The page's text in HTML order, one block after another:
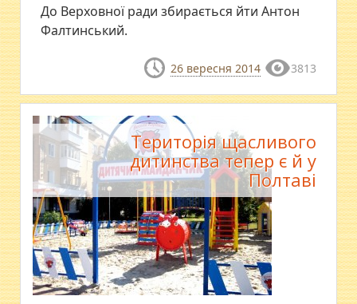
​До Верховної ради збирається йти Антон
Фалтинський.
26 вересня 2014 3813
Територія щасливого
дитинства тепер є й у
Полтаві